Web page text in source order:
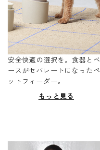
安全快適の選択を。食器とベ
ースがセパレートになったペ
ットフィーダー。
もっと見る